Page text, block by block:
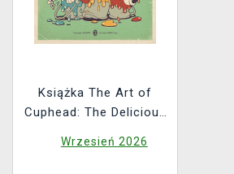
Książka The Art of
Cuphead: The Delicious
Wrzesień 2026